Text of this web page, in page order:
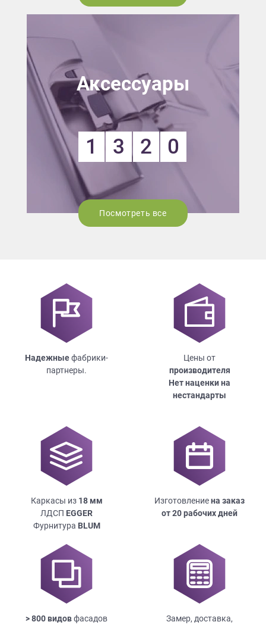
Аксессуары
1 3 2 0
Посмотреть все
Надежныефабрики-
партнеры.
Цены от
производителя
Нет наценки на
нестандарты
Каркасы из 18мм
ЛДСП EGGER
Фурнитура BLUM
Изготовлениена заказ
от 20 рабочих дней
> 800 видовфасадов
Замер, доставка,